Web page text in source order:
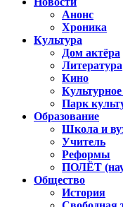
Анонс
Хроника
Культура
Дом актёра
Литература
Кино
Культурное
Парк
Образование
Школа и
Учитель
Реформы
ПОЛЁТ
Общество
История